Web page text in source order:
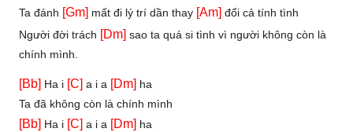
Ta đánh [Gm] mất đi lý trí dần thay [Am] đổi cả tính tình
Người đời trách [Dm] sao ta quá si tình vì người không còn là
chính mình.
[Bb] Ha i [C] a i a [Dm] ha
Ta đã không còn là chính mình
[Bb] Ha i [C] a i a [Dm] ha